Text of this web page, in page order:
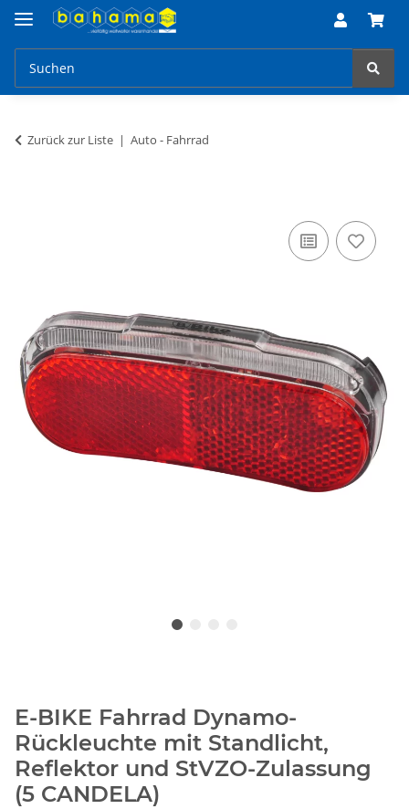
Zurück zur Liste Auto - Fahrrad
E-BIKE Fahrrad Dynamo-
Rückleuchte mit Standlicht,
Reflektor und StVZO-Zulassung
(5 CANDELA)